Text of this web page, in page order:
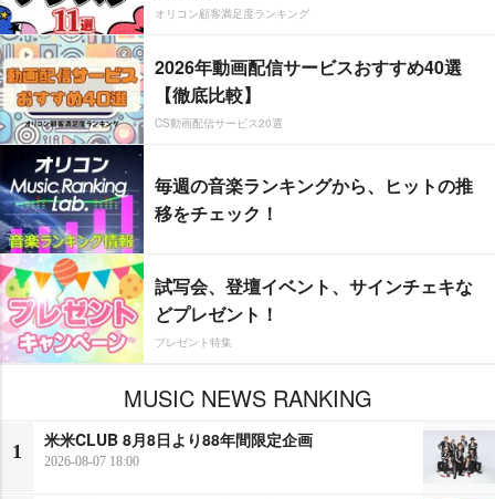
オリコン顧客満足度ランキング
2026年動画配信サービスおすすめ40選
【徹底比較】
CS動画配信サービス20選
毎週の音楽ランキングから、ヒットの推
移をチェック！
試写会、登壇イベント、サインチェキな
どプレゼント！
プレゼント特集
MUSIC NEWS RANKING
1
米米CLUB 8月8日より88年間限定企画
2026-08-07 18:00